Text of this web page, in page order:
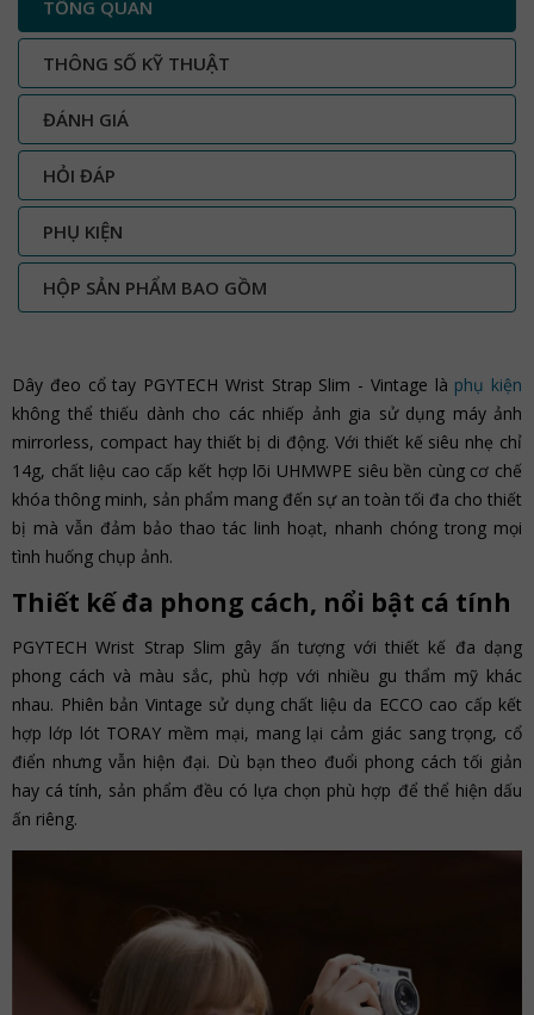
TỔNG QUAN
THÔNG SỐ KỸ THUẬT
ĐÁNH GIÁ
HỎI ĐÁP
PHỤ KIỆN
HỘP SẢN PHẨM BAO GỒM
Dây đeo cổ tay PGYTECH Wrist Strap Slim - Vintage là phụ kiện
không thể thiếu dành cho các nhiếp ảnh gia sử dụng máy ảnh
mirrorless, compact hay thiết bị di động. Với thiết kế siêu nhẹ chỉ
14g, chất liệu cao cấp kết hợp lõi UHMWPE siêu bền cùng cơ chế
khóa thông minh, sản phẩm mang đến sự an toàn tối đa cho thiết
bị mà vẫn đảm bảo thao tác linh hoạt, nhanh chóng trong mọi
tình huống chụp ảnh.
Thiết kế đa phong cách, nổi bật cá tính
PGYTECH Wrist Strap Slim gây ấn tượng với thiết kế đa dạng
phong cách và màu sắc, phù hợp với nhiều gu thẩm mỹ khác
nhau. Phiên bản Vintage sử dụng chất liệu da ECCO cao cấp kết
hợp lớp lót TORAY mềm mại, mang lại cảm giác sang trọng, cổ
điển nhưng vẫn hiện đại. Dù bạn theo đuổi phong cách tối giản
hay cá tính, sản phẩm đều có lựa chọn phù hợp để thể hiện dấu
ấn riêng.